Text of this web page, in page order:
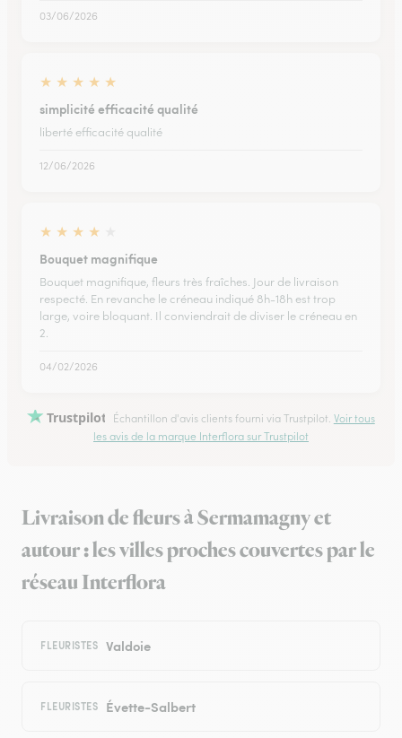
03/06/2026
★ ★ ★ ★ ★
simplicité efficacité qualité
liberté efficacité qualité
12/06/2026
★ ★ ★ ★
Bouquet magnifique
Bouquet magnifique, fleurs très fraîches. Jour de livraison
respecté. En revanche le créneau indiqué 8h-18h est trop
large, voire bloquant. Il conviendrait de diviser le créneau en
2.
04/02/2026
Trustpilot Échantillon d'avis clients fourni via Trustpilot. Voir tous
les avis de la marque Interflora sur Trustpilot
Livraison de fleurs à Sermamagny et
autour : les villes proches couvertes par le
réseau Interflora
FLEURISTES Valdoie
FLEURISTES Évette-Salbert